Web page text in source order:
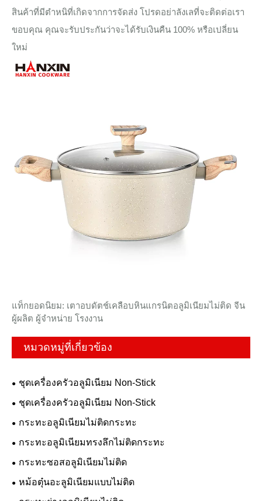
สินค้าที่มีตำหนิที่เกิดจากการจัดส่ง โปรดอย่าลังเลที่จะติดต่อเรา
ขอบคุณ คุณจะรับประกันว่าจะได้รับเงินคืน 100% หรือเปลี่ยน
ใหม่
แท็กยอดนิยม: เตาอบดัตช์เคลือบหินแกรนิตอลูมิเนียมไม่ติด จีน
ผู้ผลิต ผู้จำหน่าย โรงงาน
หมวดหมู่ที่เกี่ยวข้อง
ชุดเครื่องครัวอลูมิเนียม Non-Stick
ชุดเครื่องครัวอลูมิเนียม Non-Stick
กระทะอลูมิเนียมไม่ติดกระทะ
กระทะอลูมิเนียมทรงลึกไม่ติดกระทะ
กระทะซอสอลูมิเนียมไม่ติด
หม้อตุ๋นอะลูมิเนียมแบบไม่ติด